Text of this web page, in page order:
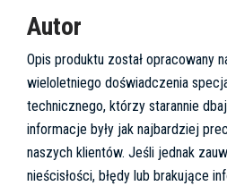
Autor
Opis produktu został opracowany
wieloletniego doświadczenia
technicznego, którzy starannie
informacje były jak najbardziej
naszych klientów. Jeśli jednak
nieścisłości, błędy lub brakujące